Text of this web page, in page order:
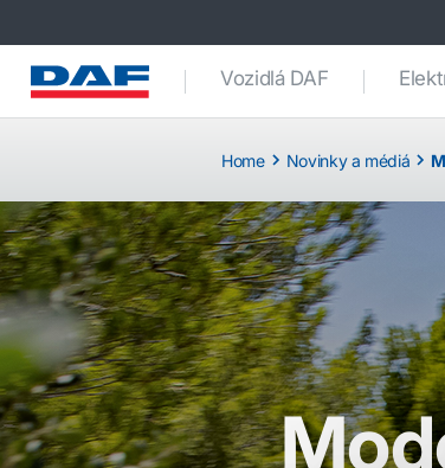
Vozidlá DAF
Home Novinky a médiá